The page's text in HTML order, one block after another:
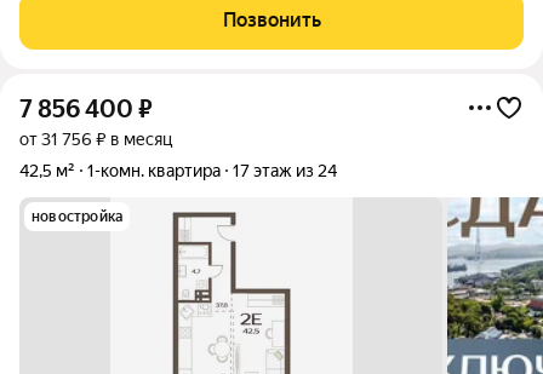
на Русском острове или р-на Патрокл 5 МИНУТ до площади
Позвонить
7 856 400 ₽
от 31 756 ₽ в месяц
42,5 м²
1-комн. квартира 17 этаж из 24
новостройка